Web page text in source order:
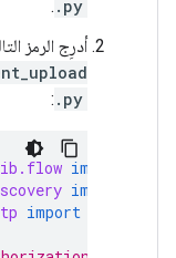
.py
.
أدرِج الرمز
.py
:
import
import
import